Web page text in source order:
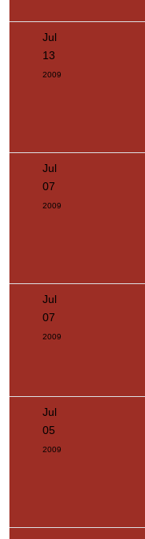
Jul
13
2009
Jul
07
2009
Jul
07
2009
Jul
05
2009